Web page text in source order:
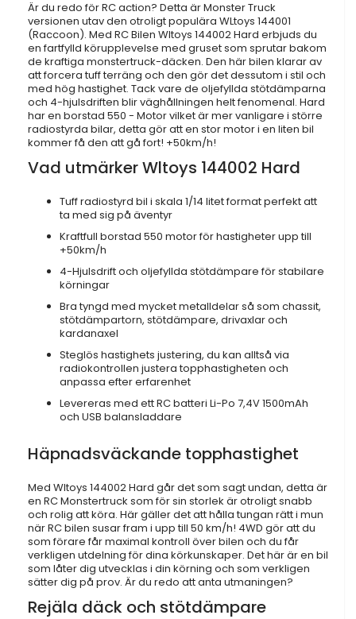
Är du redo för RC action? Detta är Monster Truck
versionen utav den otroligt populära WLtoys 144001
(Raccoon). Med RC Bilen Wltoys 144002 Hard erbjuds du
en fartfylld körupplevelse med gruset som sprutar bakom
de kraftiga monstertruck-däcken. Den här bilen klarar av
att forcera tuff terräng och den gör det dessutom i stil och
med hög hastighet. Tack vare de oljefyllda stötdämparna
och 4-hjulsdriften blir väghållningen helt fenomenal. Hard
har en borstad 550 - Motor vilket är mer vanligare i större
radiostyrda bilar, detta gör att en stor motor i en liten bil
kommer få den att gå fort! +50km/h!
Vad utmärker Wltoys 144002 Hard
Tuff radiostyrd bil i skala 1/14 litet format perfekt att
ta med sig på äventyr
Kraftfull borstad 550 motor för hastigheter upp till
+50km/h
4-Hjulsdrift och oljefyllda stötdämpare för stabilare
körningar
Bra tyngd med mycket metalldelar så som chassit,
stötdämpartorn, stötdämpare, drivaxlar och
kardanaxel
Steglös hastighets justering, du kan alltså via
radiokontrollen justera topphastigheten och
anpassa efter erfarenhet
Levereras med ett RC batteri Li-Po 7,4V 1500mAh
och USB balansladdare
Häpnadsväckande topphastighet
Med Wltoys 144002 Hard går det som sagt undan, detta är
en RC Monstertruck som för sin storlek är otroligt snabb
och rolig att köra. Här gäller det att hålla tungan rätt i mun
när RC bilen susar fram i upp till 50 km/h! 4WD gör att du
som förare får maximal kontroll över bilen och du får
verkligen utdelning för dina körkunskaper. Det här är en bil
som låter dig utvecklas i din körning och som verkligen
sätter dig på prov. Är du redo att anta utmaningen?
Rejäla däck och stötdämpare